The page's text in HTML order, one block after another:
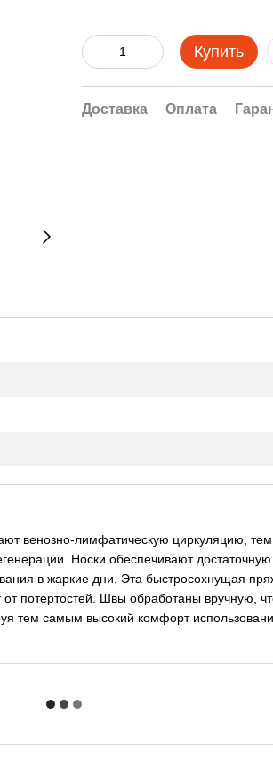
Купить
Доставка Оплата
венозно-лимфатическую циркуляцию,
Носки обеспечивают
в жаркие дни. Эта быстросохнущая
потертостей. Швы обработаны вручную,
тем самым высокий комфорт